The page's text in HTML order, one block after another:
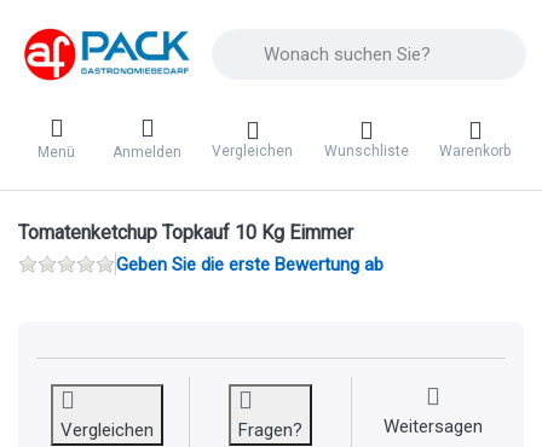
Menü Anmelden Vergleichen Wunschliste Warenkorb
Tomatenketchup Topkauf 10 Kg Eimmer
Geben Sie die erste Bewertung ab
Vergleichen Fragen? Weitersagen